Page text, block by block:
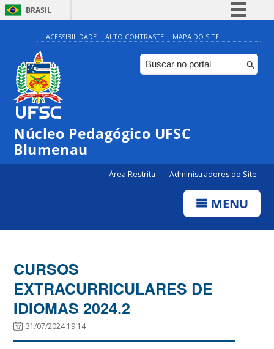
BRASIL
Simplifique!
Comunica BR
Participe
Canais
ACESSIBILIDADE ALTO CONTRASTE MAPA DO SITE
Núcleo Pedagógico UFSC
Blumenau
Área Restrita Administradores do Site
MENU
CURSOS
EXTRACURRICULARES DE
IDIOMAS 2024.2
31/07/2024 19:14